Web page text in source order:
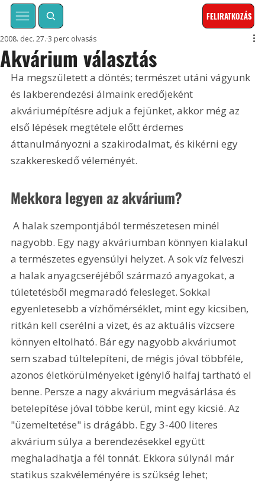
FELIRATKOZÁS
Akvárium választás
2008. dec. 27. 3 perc olvasás
Ha megszületett a döntés; természet utáni vágyunk
és lakberendezési álmaink eredőjeként
akváriumépítésre adjuk a fejünket, akkor még az
első lépések megtétele előtt érdemes
áttanulmányozni a szakirodalmat, és kikérni egy
szakkereskedő véleményét.
Mekkora legyen az akvárium?
A halak szempontjából természetesen minél
nagyobb. Egy nagy akváriumban könnyen kialakul
a természetes egyensúlyi helyzet. A sok víz felveszi
a halak anyagcseréjéből származó anyagokat, a
túletetésből megmaradó felesleget. Sokkal
egyenletesebb a vízhőmérséklet, mint egy kicsiben,
ritkán kell cserélni a vizet, és az aktuális vízcsere
könnyen eltolható. Bár egy nagyobb akváriumot
sem szabad túltelepíteni, de mégis jóval többféle,
azonos életkörülményeket igénylő halfaj tartható el
benne. Persze a nagy akvárium megvásárlása és
betelepítése jóval többe kerül, mint egy kicsié. Az
"üzemeltetése" is drágább. Egy 3-400 literes
akvárium súlya a berendezésekkel együtt
meghaladhatja a fél tonnát. Ekkora súlynál már
statikus szakvéleményére is szükség lehet;